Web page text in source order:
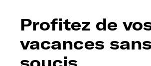
Profitez de
vacances sans